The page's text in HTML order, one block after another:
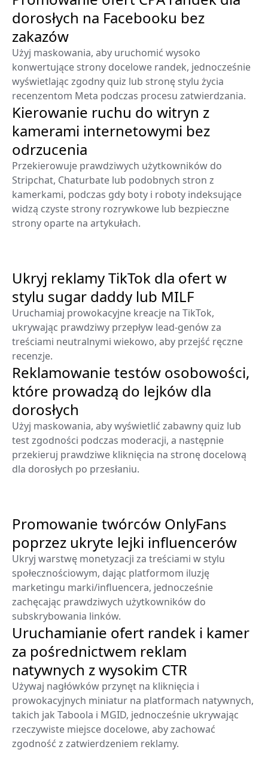
dorosłych na Facebooku bez
zakazów
Użyj maskowania, aby uruchomić wysoko
konwertujące strony docelowe randek, jednocześnie
wyświetlając zgodny quiz lub stronę stylu życia
recenzentom Meta podczas procesu zatwierdzania.
Kierowanie ruchu do witryn z
kamerami internetowymi bez
odrzucenia
Przekierowuje prawdziwych użytkowników do
Stripchat, Chaturbate lub podobnych stron z
kamerkami, podczas gdy boty i roboty indeksujące
widzą czyste strony rozrywkowe lub bezpieczne
strony oparte na artykułach.
Ukryj reklamy TikTok dla ofert w
stylu sugar daddy lub MILF
Uruchamiaj prowokacyjne kreacje na TikTok,
ukrywając prawdziwy przepływ lead-genów za
treściami neutralnymi wiekowo, aby przejść ręczne
recenzje.
Reklamowanie testów osobowości,
które prowadzą do lejków dla
dorosłych
Użyj maskowania, aby wyświetlić zabawny quiz lub
test zgodności podczas moderacji, a następnie
przekieruj prawdziwe kliknięcia na stronę docelową
dla dorosłych po przesłaniu.
Promowanie twórców OnlyFans
poprzez ukryte lejki influencerów
Ukryj warstwę monetyzacji za treściami w stylu
społecznościowym, dając platformom iluzję
marketingu marki/influencera, jednocześnie
zachęcając prawdziwych użytkowników do
subskrybowania linków.
Uruchamianie ofert randek i kamer
za pośrednictwem reklam
natywnych z wysokim CTR
Używaj nagłówków przynęt na kliknięcia i
prowokacyjnych miniatur na platformach natywnych,
takich jak Taboola i MGID, jednocześnie ukrywając
rzeczywiste miejsce docelowe, aby zachować
zgodność z zatwierdzeniem reklamy.